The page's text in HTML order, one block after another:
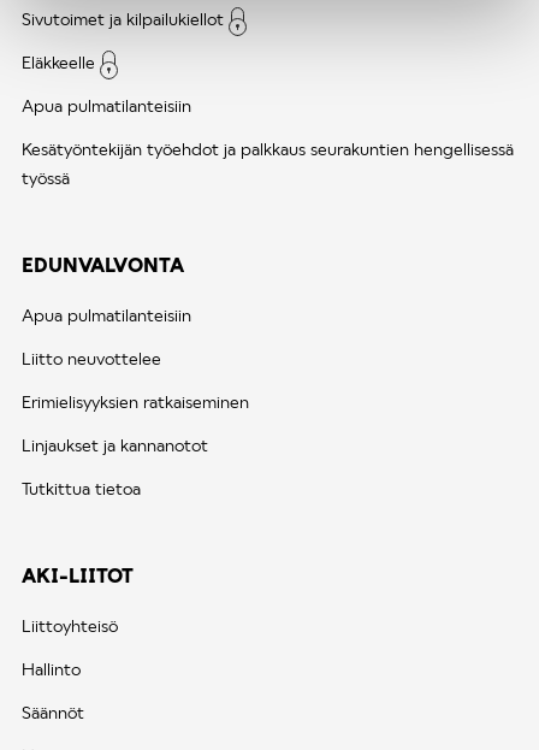
Sivutoimet ja kilpailukiellot
Eläkkeelle
Apua pulmatilanteisiin
Kesätyöntekijän työehdot ja palkkaus seurakuntien hengellisessä
työssä
EDUNVALVONTA
Apua pulmatilanteisiin
Liitto neuvottelee
Erimielisyyksien ratkaiseminen
Linjaukset ja kannanotot
Tutkittua tietoa
AKI-LIITOT
Liittoyhteisö
Hallinto
Säännöt